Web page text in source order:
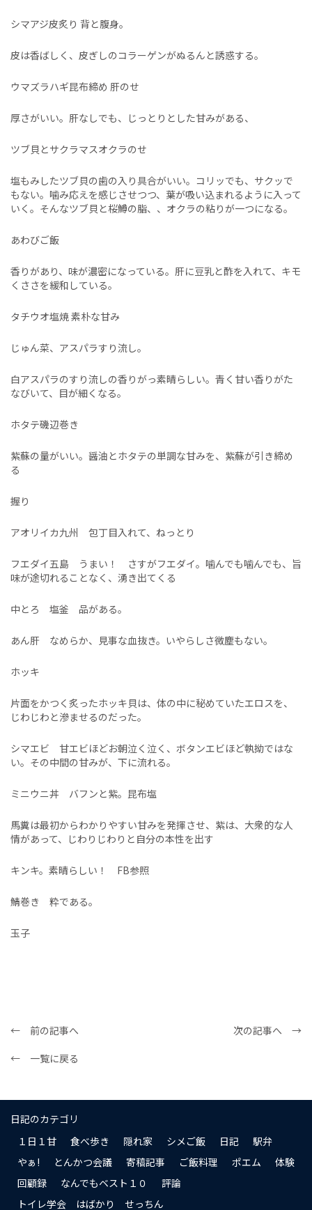
シマアジ皮炙り 背と腹身。
皮は香ばしく、皮ぎしのコラーゲンがぬるんと誘惑する。
ウマズラハギ昆布締め 肝のせ
厚さがいい。肝なしでも、じっとりとした甘みがある、
ツブ貝とサクラマスオクラのせ
塩もみしたツブ貝の歯の入り具合がいい。コリッでも、サクッで
もない。噛み応えを感じさせつつ、葉が吸い込まれるように入って
いく。そんなツブ貝と桜鱒の脂、、オクラの粘りが一つになる。
あわびご飯
香りがあり、味が濃密になっている。肝に豆乳と酢を入れて、キモ
くささを緩和している。
タチウオ塩焼 素朴な甘み
じゅん菜、アスパラすり流し。
白アスパラのすり流しの香りがっ素晴らしい。青く甘い香りがた
なびいて、目が細くなる。
ホタテ磯辺巻き
紫蘇の量がいい。醤油とホタテの単調な甘みを、紫蘇が引き締め
る
握り
アオリイカ九州 包丁目入れて、ねっとり
フエダイ五島 うまい！ さすがフエダイ。噛んでも噛んでも、旨
味が途切れることなく、湧き出てくる
中とろ 塩釜 品がある。
あん肝 なめらか、見事な血抜き。いやらしさ微塵もない。
ホッキ
片面をかつく炙ったホッキ貝は、体の中に秘めていたエロスを、
じわじわと滲ませるのだった。
シマエビ 甘エビほどお朝泣く泣く、ボタンエビほど執拗ではな
い。その中間の甘みが、下に流れる。
ミニウニ丼 バフンと紫。昆布塩
馬糞は最初からわかりやすい甘みを発揮させ、紫は、大衆的な人
情があって、じわりじわりと自分の本性を出す
キンキ。素晴らしい！ FB参照
鯖巻き 粋である。
玉子
← 前の記事へ
次の記事へ →
← 一覧に戻る
日記のカテゴリ
１日１甘
食べ歩き 隠れ家 シメご飯 日記
駅弁
やぁ!
とんかつ会議 寄稿記事 ご飯料理 ポエム
体験
回顧録
なんでもベスト１０
評論
トイレ学会 はばかり せっちん